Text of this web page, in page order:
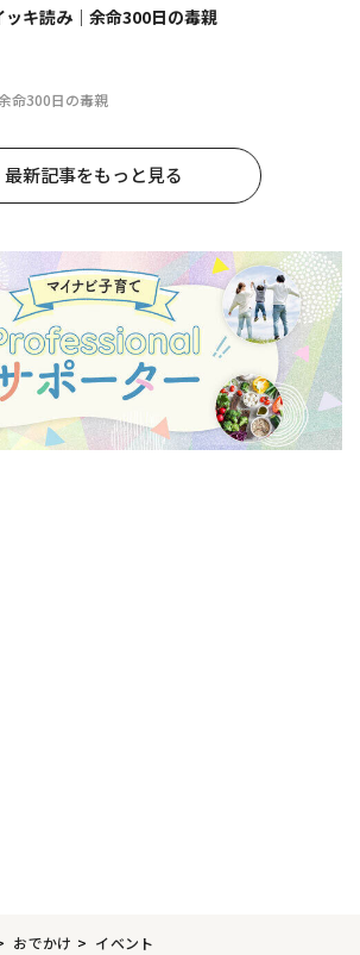
命300日の毒親
ッキ読み｜余命300日の毒親
最新記事をもっと見る
おでかけ
イベント